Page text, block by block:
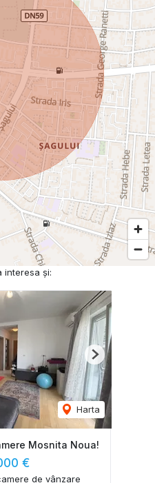
interesa și:
Harta
Next
Mosnita Noua!
€
de vânzare